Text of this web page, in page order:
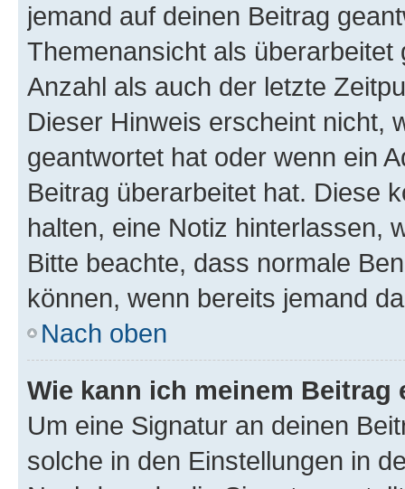
jemand auf deinen Beitrag
Themenansicht als
Anzahl als auch der letzte
Dieser Hinweis erscheint nicht,
geantwortet hat oder wenn ein
Beitrag überarbeitet hat. Diese
halten, eine Notiz hinterlassen,
Bitte beachte, dass normale
können, wenn bereits jemand
Nach oben
Wie kann ich meinem
Um eine Signatur an deinen
solche in den Einstellungen in